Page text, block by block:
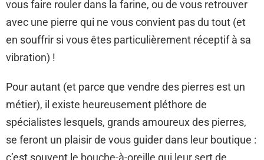
vous faire rouler dans la farine, ou de vous retrouver
avec une pierre qui ne vous convient pas du tout (et
en souffrir si vous êtes particulièrement réceptif à sa
vibration) !
Pour autant (et parce que vendre des pierres est un
métier), il existe heureusement pléthore de
spécialistes lesquels, grands amoureux des pierres,
se feront un plaisir de vous guider dans leur boutique :
c’est souvent le bouche-à-oreille qui leur sert de